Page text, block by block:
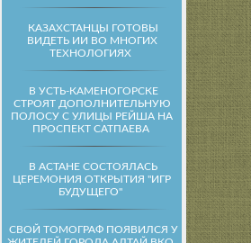
КАЗАХСТАНЦЫ ГОТОВЫ
ВИДЕТЬ ИИ ВО МНОГИХ
ТЕХНОЛОГИЯХ
В УСТЬ-КАМЕНОГОРСКЕ
СТРОЯТ ДОПОЛНИТЕЛЬНУЮ
ПОЛОСУ С УЛИЦЫ РЕЙША НА
ПРОСПЕКТ САТПАЕВА
В АСТАНЕ СОСТОЯЛАСЬ
ЦЕРЕМОНИЯ ОТКРЫТИЯ "ИГР
БУДУЩЕГО"
СВОЙ ТОМОГРАФ ПОЯВИЛСЯ У